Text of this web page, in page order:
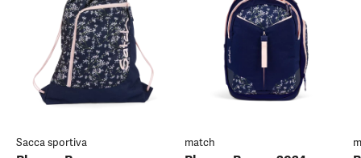
Sacca sportiva match